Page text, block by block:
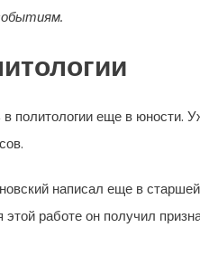
в политологии еще в юности.
написал еще в
работе он получил